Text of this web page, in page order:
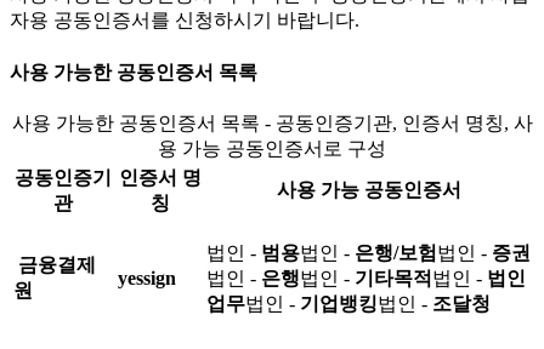
자용 공동인증서를 신청하시기 바랍니다.
사용 가능한 공동인증서 목록
사용 가능한 공동인증서 목록 - 공동인증기관, 인증서 명칭, 사
용 가능 공동인증서로 구성
공동인증기
관
인증서 명
칭
사용 가능 공동인증서
금융결제
원
yessign
법인 - 범용법인 - 은행/보험 법인 - 증권
법인 - 은행법인 - 기타목적 법인 - 법인
업무법인 - 기업뱅킹법인 - 조달청